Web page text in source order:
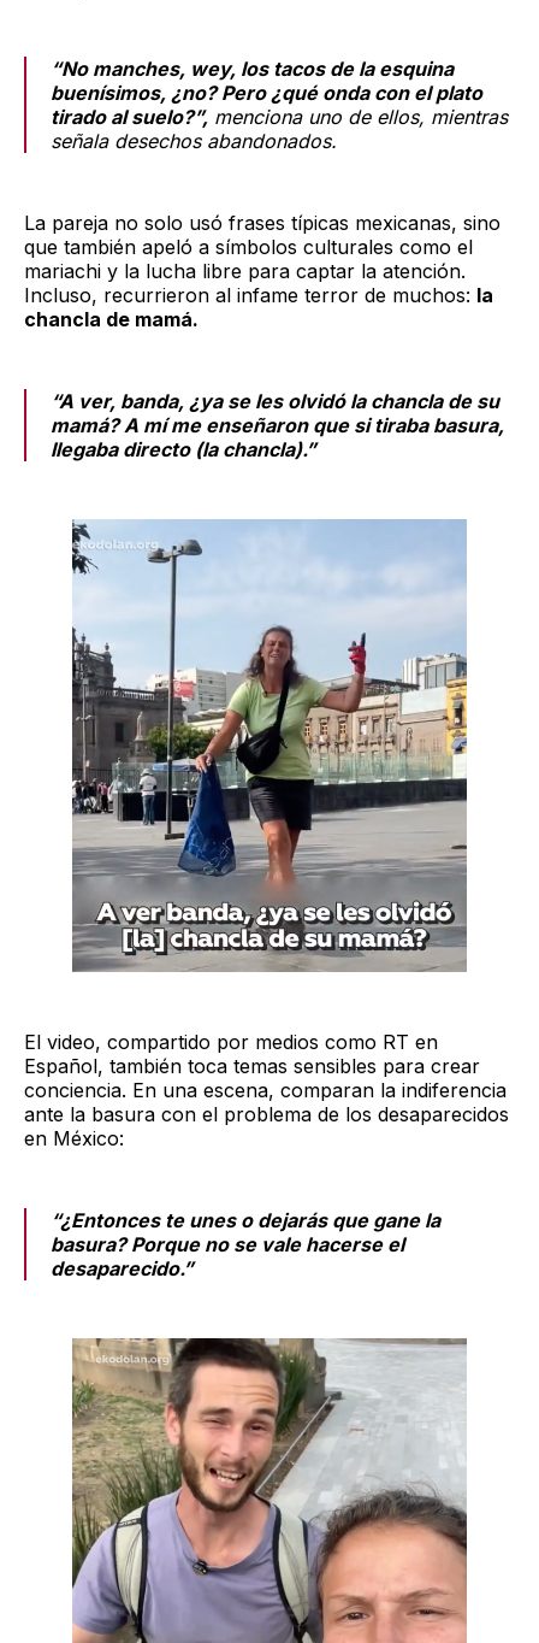
“No manches, wey, los tacos de la esquina
buenísimos, ¿no? Pero ¿qué onda con el plato
tirado al suelo?”, menciona uno de ellos, mientras
señala desechos abandonados.
La pareja no solo usó frases típicas mexicanas, sino
que también apeló a símbolos culturales como el
mariachi y la lucha libre para captar la atención.
Incluso, recurrieron al infame terror de muchos: la
chancla de mamá.
“A ver, banda, ¿ya se les olvidó la chancla de su
mamá? A mí me enseñaron que si tiraba basura,
llegaba directo (la chancla).”
El video, compartido por medios como RT en
Español, también toca temas sensibles para crear
conciencia. En una escena, comparan la indiferencia
ante la basura con el problema de los desaparecidos
en México:
“¿Entonces te unes o dejarás que gane la
basura? Porque no se vale hacerse el
desaparecido.”